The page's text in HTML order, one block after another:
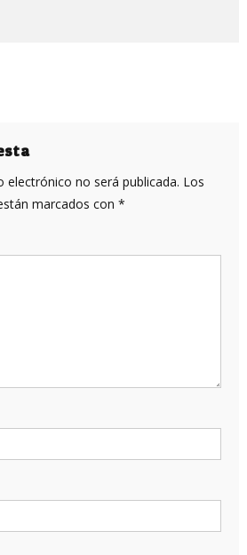
electrónico no será publicada. Los
marcados con *